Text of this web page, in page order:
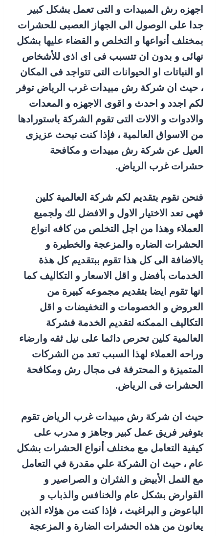
اجهزه رش المبيدات و التى تعمل بشكل كبير
جدا على الوصول الى الجهاز العصبى للحشرات
بمختلف أنواعها و التخلص و القضاء عليها بشكل
نهائى و بدون ان تتسبب فى اى اذى للأشخاص
او النباتات او الحيوانات التى تتواجد فى المكان
، حيث ان شركة رش مبيدات غرب الرياض توفر
لكم اجدد و احدث و اقوى الاجهزه و المعدات
والادوات و الالات التى تقوم الشركة باستورادها
من الاسواق العالمية ، فإذا كنت تبحث عزيزى
العيل عن شركة رش مبيدات و مكافحة
حشرات غرب الرياض.
فنحن نقوم بتقديم لكم شركة العالمية كلين
فهى تعد الاختيار الاول و الافضل لك ولجميع
العملاء وهذا من اجل التخلص من كافه انواع
الحشرات الضاره والمزعجة والخطيرة و
بالاضافة الى كل هذا تقوم ببتقديم كل هذة
الخدمات بأفضل و اقل الاسعار و التكاليف كما
انها تقوم ايضا بتقديم مجموعه كبيرة من
العروض و الخصومات و التخفيضات و اقل
التكاليف الممكنه لتقديم الخدمة فشركة
العالمية كلين تحرص دائما على نيل ثقه وارضاء
وراحه العملاء لهذا السبب تعد من الشركات
المتميزة و المحترفة فى مجال رش ومكافحة
الحشرات فى الرياض.
حيث ان شركة رش مبيدات غرب الرياض تقوم
بتوفير فريق عمل كبير وجاهز و مدرب على
كيفية التعامل مع مختلف أنواع الحشرات بشكل
عام ، حيث ان الشركة علي مقدرة في التعامل
مع النمل الأبيض و الفئران و الصراصير و
القوارض بشكل عام والخنافس والذباب و
الباعوض و البراغيث ، فإذا كنت من هؤلاء الذين
يعانون من هذه الحشرات الضارة و المزعجة